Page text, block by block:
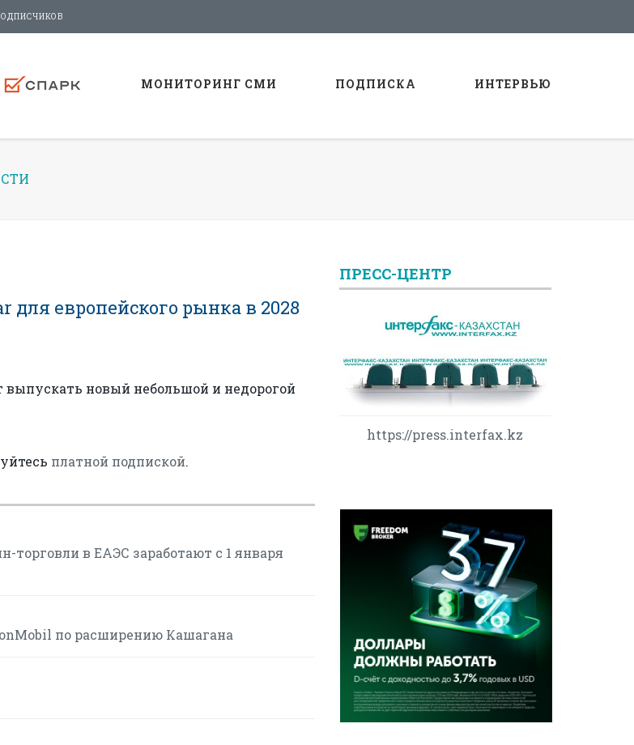
МОНИТОРИНГ СМИ ПОДПИСКА ИНТЕРВЬЮ
для европейского рынка в 2028
новый небольшой и недорогой
платной подпиской.
торговли в ЕАЭС заработают с 1 января
по расширению Кашагана
ПРЕСС-ЦЕНТР
https://press.interfax.kz